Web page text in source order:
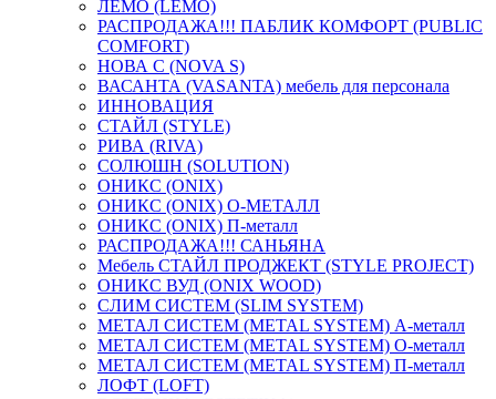
ЛЕМО (LEMO)
РАСПРОДАЖА!!! ПАБЛИК КОМФОРТ (PUBLIC
COMFORT)
НОВА С (NOVA S)
ВАСАНТА (VASANTA) мебель для персонала
ИННОВАЦИЯ
СТАЙЛ (STYLE)
РИВА (RIVA)
СОЛЮШН (SOLUTION)
ОНИКС (ONIX)
ОНИКС (ONIX) O-МЕТАЛЛ
ОНИКС (ONIX) П-металл
РАСПРОДАЖА!!! САНЬЯНА
Мебель СТАЙЛ ПРОДЖЕКТ (STYLE PROJECT)
ОНИКС ВУД (ONIX WOOD)
СЛИМ СИСТЕМ (SLIM SYSTEM)
МЕТАЛ СИСТЕМ (METAL SYSTEM) А-металл
МЕТАЛ СИСТЕМ (METAL SYSTEM) О-металл
МЕТАЛ СИСТЕМ (METAL SYSTEM) П-металл
ЛОФТ (LOFT)